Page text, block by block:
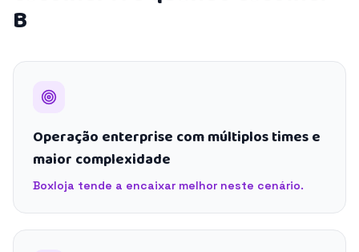
B
Operação enterprise com múltiplos times e
maior complexidade
Boxloja tende a encaixar melhor neste cenário.